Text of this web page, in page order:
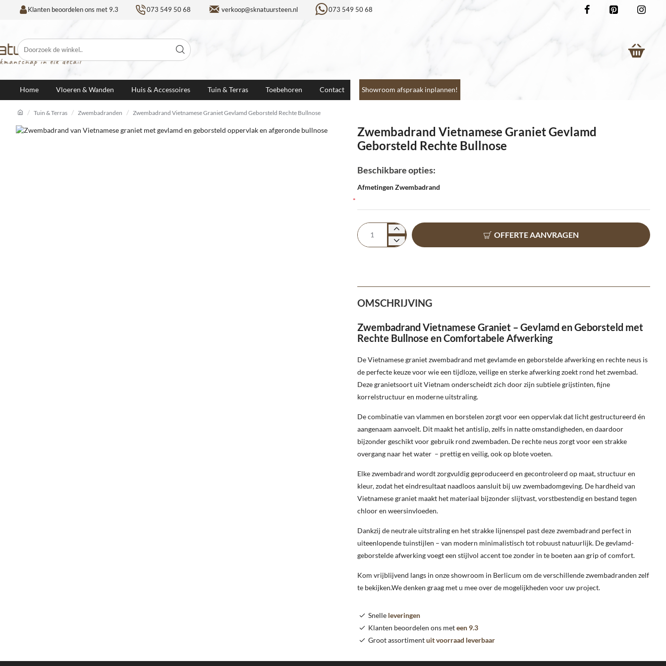
Klanten beoordelen ons met 9.3 073 549 50 68 verkoop@sknatuursteen.nl 073 549 50 68
Doorzoek
de
Home
Vloeren & Wanden Huis & Accessoires Tuin & Terras Toebehoren Contact Showroom afspraak inplannen!
o
Tuin & Terras Zwembadranden Zwembadrand Vietnamese Graniet Gevlamd Geborsteld Rechte Bullnose
Zwembadrand Vietnamese Graniet Gevlamd
Geborsteld Rechte Bullnose
Beschikbare opties:
Afmetingen Zwembadrand
OFFERTE AANVRAGEN
OMSCHRIJVING
Zwembadrand Vietnamese Graniet – Gevlamd en Geborsteld met
Rechte Bullnose en Comfortabele Afwerking
De Vietnamese graniet zwembadrand met gevlamde en geborstelde afwerking en rechte neus is
de perfecte keuze voor wie een tijdloze, veilige en sterke afwerking zoekt rond het zwembad.
Deze granietsoort uit Vietnam onderscheidt zich door zijn subtiele grijstinten, fijne
korrelstructuur en moderne uitstraling.
De combinatie van vlammen en borstelen zorgt voor een oppervlak dat licht gestructureerd én
aangenaam aanvoelt. Dit maakt het antislip, zelfs in natte omstandigheden, en daardoor
bijzonder geschikt voor gebruik rond zwembaden. De rechte neus zorgt voor een strakke
overgang naar het water – prettig en veilig, ook op blote voeten.
Elke zwembadrand wordt zorgvuldig geproduceerd en gecontroleerd op maat, structuur en
kleur, zodat het eindresultaat naadloos aansluit bij uw zwembadomgeving. De hardheid van
Vietnamese graniet maakt het materiaal bijzonder slijtvast, vorstbestendig en bestand tegen
chloor en weersinvloeden.
Dankzij de neutrale uitstraling en het strakke lijnenspel past deze zwembadrand perfect in
uiteenlopende tuinstijlen – van modern minimalistisch tot robuust natuurlijk. De gevlamd-
geborstelde afwerking voegt een stijlvol accent toe zonder in te boeten aan grip of comfort.
Kom vrijblijvend langs in onze showroom in Berlicum om de verschillende zwembadranden zelf
te bekijken.We denken graag met u mee over de mogelijkheden voor uw project.
Snelle leveringen
Klanten beoordelen ons meteen 9.3
Groot assortimentuit voorraad leverbaar